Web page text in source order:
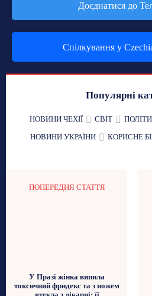
Доєднатися до
Спілкування у
Популярні
НОВИНИ ЧЕХІЇ СВІТ
НОВИНИ УКРАЇНИ
КОРИСНЕ
ПОПЕРЕДНЯ СТАТТЯ
У Празі жінка випила
токсичний фридекс та з ножем